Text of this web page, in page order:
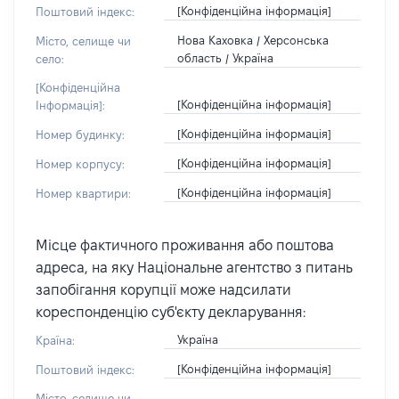
Поштовий індекс: [Конфіденційна інформація]
Місто, селище чи
село:
Нова Каховка / Херсонська
область / Україна
[Конфіденційна
Інформація]:
[Конфіденційна інформація]
Номер будинку: [Конфіденційна інформація]
Номер корпусу: [Конфіденційна інформація]
Номер квартири: [Конфіденційна інформація]
Місце фактичного проживання або поштова
адреса, на яку Національне агентство з питань
запобігання корупції може надсилати
кореспонденцію суб'єкту декларування:
Країна: Україна
Поштовий індекс: [Конфіденційна інформація]